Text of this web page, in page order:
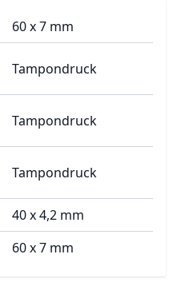
60 x 7 mm
Tampondruck
Tampondruck
Tampondruck
40 x 4,2 mm
60 x 7 mm